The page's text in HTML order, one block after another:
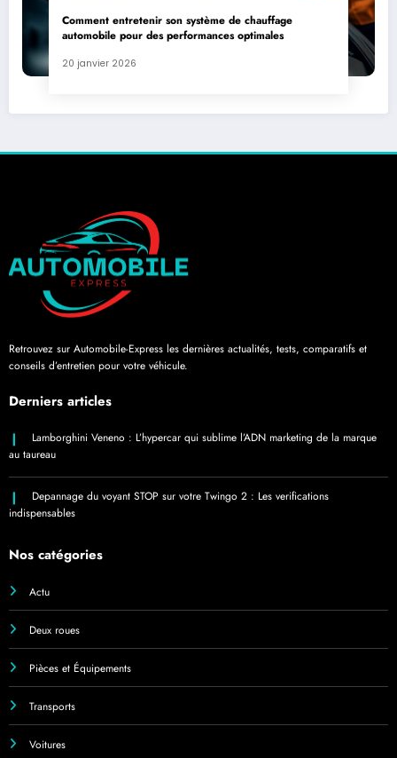
Comment entretenir son système de chauffage
automobile pour des performances optimales
20 janvier 2026
Retrouvez sur Automobile-Express les dernières actualités, tests, comparatifs et
conseils d’entretien pour votre véhicule.
Derniers articles
Lamborghini Veneno : L’hypercar qui sublime l’ADN marketing de la marque
au taureau
Depannage du voyant STOP sur votre Twingo 2 : Les verifications
indispensables
Nos catégories
Actu
Deux roues
Pièces et Équipements
Transports
Voitures